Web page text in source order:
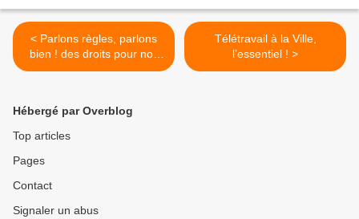
< Parlons règles, parlons
bien ! des droits pour nos
règles sans attendre !
Télétravail à la Ville,
l’essentiel ! >
Hébergé par Overblog
Top articles
Pages
Contact
Signaler un abus